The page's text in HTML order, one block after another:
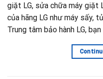
giặt LG, sửa chữa máy giặt
của hãng LG như máy sấy,
Trung tâm bảo hành LG, bạn